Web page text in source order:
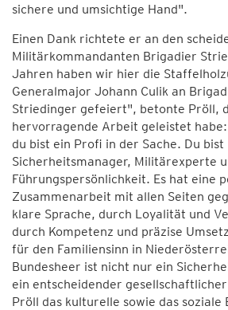
sichere und umsichtige Hand".
Einen Dank richtete er an den
Militärkommandanten Brigadier
Jahren haben wir hier die
Generalmajor Johann Culik an
Striedinger gefeiert", betonte Pröll,
hervorragende Arbeit geleistet
du bist ein Profi in der Sache. Du bist
Sicherheitsmanager, Militärexperte
Führungspersönlichkeit. Es hat eine
Zusammenarbeit mit allen Seiten
klare Sprache, durch Loyalität und
durch Kompetenz und präzise
für den Familiensinn in
Bundesheer ist nicht nur ein
ein entscheidender
Pröll das kulturelle sowie das soziale